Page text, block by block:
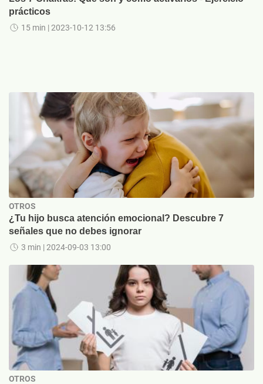
prácticos
15 min | 2023-10-12 13:56
OTROS
¿Tu hijo busca atención emocional? Descubre 7
señales que no debes ignorar
3 min | 2024-09-03 13:00
OTROS